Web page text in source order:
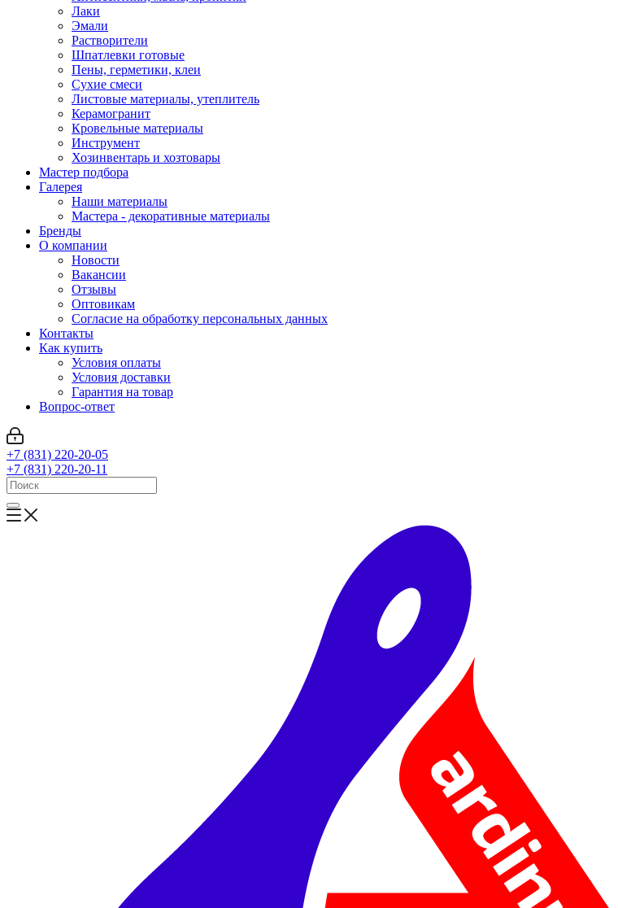
Лаки
Эмали
Растворители
Шпатлевки готовые
Пены, герметики, клеи
Сухие смеси
Листовые материалы, утеплитель
Керамогранит
Кровельные материалы
Инструмент
Хозинвентарь и хозтовары
Мастер подбора
Галерея
Наши материалы
Мастера - декоративные материалы
Бренды
О компании
Новости
Вакансии
Отзывы
Оптовикам
Cогласие на обработку персональных данных
Контакты
Как купить
Условия оплаты
Условия доставки
Гарантия на товар
Вопрос-ответ
+7 (831) 220-20-05
+7 (831) 220-20-11